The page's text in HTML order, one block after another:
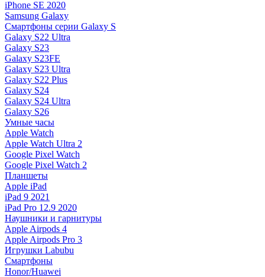
iPhone SE 2020
Samsung Galaxy
Смартфоны серии Galaxy S
Galaxy S22 Ultra
Galaxy S23
Galaxy S23FE
Galaxy S23 Ultra
Galaxy S22 Plus
Galaxy S24
Galaxy S24 Ultra
Galaxy S26
Умные часы
Apple Watch
Apple Watch Ultra 2
Google Pixel Watch
Google Pixel Watch 2
Планшеты
Apple iPad
iPad 9 2021
iPad Pro 12.9 2020
Наушники и гарнитуры
Apple Airpods 4
Apple Airpods Pro 3
Игрушки Labubu
Смартфоны
Honor/Huawei